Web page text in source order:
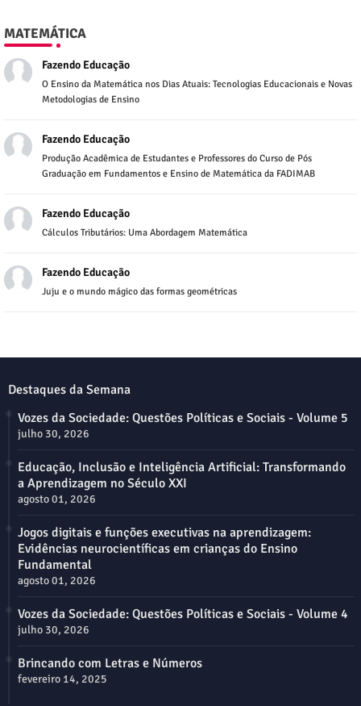
MATEMÁTICA
Fazendo Educação
O Ensino da Matemática nos Dias Atuais: Tecnologias Educacionais e Novas
Metodologias de Ensino
Fazendo Educação
Produção Acadêmica de Estudantes e Professores do Curso de Pós
Graduação em Fundamentos e Ensino de Matemática da FADIMAB
Fazendo Educação
Cálculos Tributários: Uma Abordagem Matemática
Fazendo Educação
Juju e o mundo mágico das formas geométricas
Destaques da Semana
Vozes da Sociedade: Questões Políticas e Sociais - Volume 5
julho 30, 2026
Educação, Inclusão e Inteligência Artificial: Transformando
a Aprendizagem no Século XXI
agosto 01, 2026
Jogos digitais e funções executivas na aprendizagem:
Evidências neurocientíficas em crianças do Ensino
Fundamental
agosto 01, 2026
Vozes da Sociedade: Questões Políticas e Sociais - Volume 4
julho 30, 2026
Brincando com Letras e Números
fevereiro 14, 2025